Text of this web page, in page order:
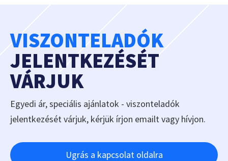
VISZONTELADÓK
JELENTKEZÉSÉT
VÁRJUK
Egyedi ár, speciális ajánlatok - viszonteladók
jelentkezését várjuk, kérjük írjon emailt vagy hívjon.
Ugrás a kapcsolat oldalra